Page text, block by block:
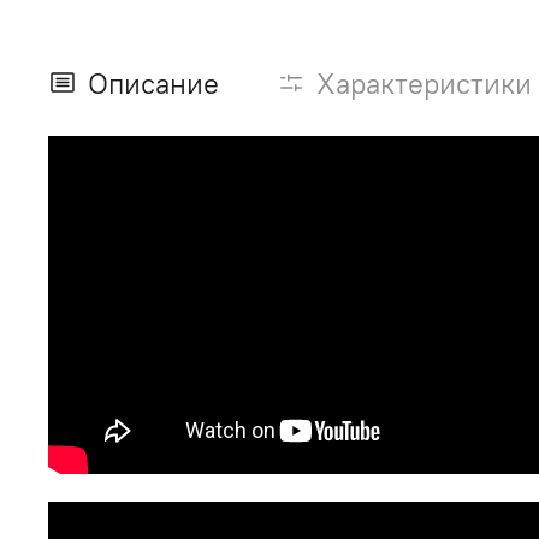
Описание Характеристики